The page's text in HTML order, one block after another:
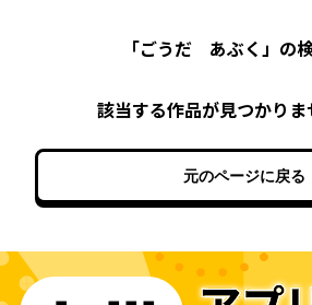
「ごうだ あぶく」の
該当する作品が見つかりま
元のページに戻る